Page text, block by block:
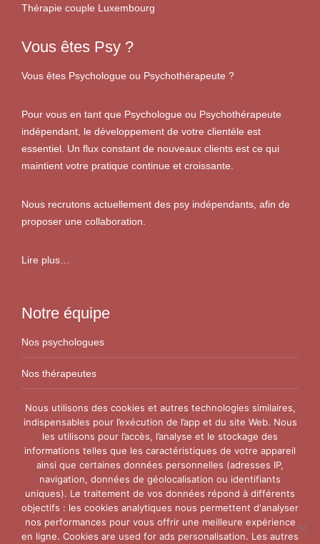
Thérapie couple Luxembourg
Vous êtes Psy ?
Vous êtes Psychologue ou Psychothérapeute ?
Pour vous en tant que Psychologue ou Psychothérapeute
indépendant, le développement de votre clientèle est
essentiel. Un flux constant de nouveaux clients est ce qui
maintient votre pratique continue et croissante.
Nous recrutons actuellement des psy indépendants, afin de
proposer une collaboration.
Lire plus…
Notre équipe
Nos psychologues
Nos thérapeutes
Nos conseillers conjugaux
Nos Centres
Centre VitaPsy Bruxelles
Nous utilisons des cookies et autres technologies similaires,
indispensables pour l’exécution de l’app et du site Web. Nous
les utilisons pour l’accès, l’analyse et le stockage des
informations telles que les caractéristiques de votre appareil
ainsi que certaines données personnelles (adresses IP,
navigation, données de géolocalisation ou identifiants
uniques). Le traitement de vos données répond à différents
objectifs : les cookies analytiques nous permettent d'analyser
nos performances pour vous offrir une meilleure expérience
en ligne. Cookies are used for ads personalisation. Les autres